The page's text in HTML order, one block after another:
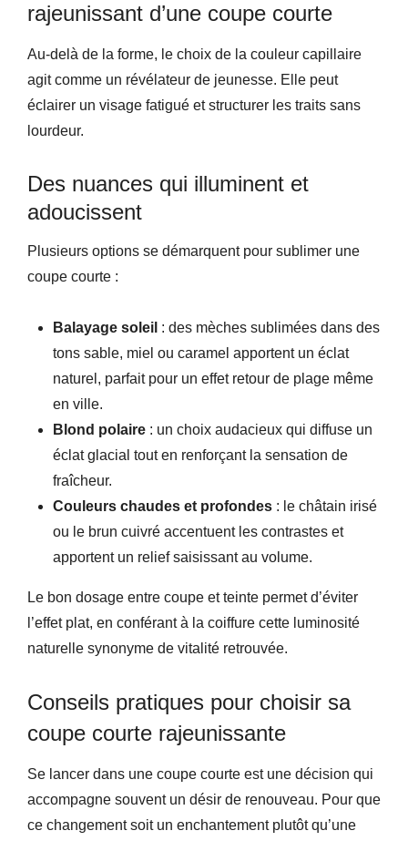
rajeunissant d’une coupe courte
Au-delà de la forme, le choix de la couleur capillaire
agit comme un révélateur de jeunesse. Elle peut
éclairer un visage fatigué et structurer les traits sans
lourdeur.
Des nuances qui illuminent et
adoucissent
Plusieurs options se démarquent pour sublimer une
coupe courte :
Balayage soleil : des mèches sublimées dans des
tons sable, miel ou caramel apportent un éclat
naturel, parfait pour un effet retour de plage même
en ville.
Blond polaire : un choix audacieux qui diffuse un
éclat glacial tout en renforçant la sensation de
fraîcheur.
Couleurs chaudes et profondes : le châtain irisé
ou le brun cuivré accentuent les contrastes et
apportent un relief saisissant au volume.
Le bon dosage entre coupe et teinte permet d’éviter
l’effet plat, en conférant à la coiffure cette luminosité
naturelle synonyme de vitalité retrouvée.
Conseils pratiques pour choisir sa
coupe courte rajeunissante
Se lancer dans une coupe courte est une décision qui
accompagne souvent un désir de renouveau. Pour que
ce changement soit un enchantement plutôt qu’une